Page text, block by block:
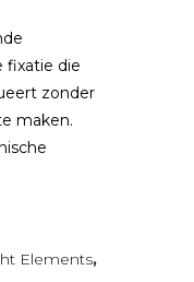
fixatie die
zonder
maken.
Elements,